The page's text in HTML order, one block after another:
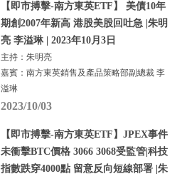
【即市搏擊-南方東英ETF】 美債10年
期創2007年新高 港股美股回吐急 |朱明
亮 李溢琳 | 2023年10月3日
主持：朱明亮
嘉賓：南方東英銷售及產品策略部副總裁 李
溢琳
2023/10/03
【即市搏擊-南方東英ETF】JPEX事件
未衝擊BTC價格 3066 3068受監管|科技
指數跌穿4000點 留意反向短線部署 |朱